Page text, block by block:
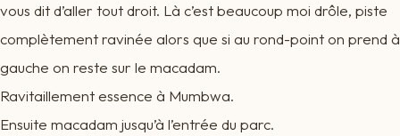
vous dit d’aller tout droit. Là c’est beaucoup moi drôle, piste
complètement ravinée alors que si au rond-point on prend à
gauche on reste sur le macadam.
Ravitaillement essence à Mumbwa.
Ensuite macadam jusqu’à l’entrée du parc.